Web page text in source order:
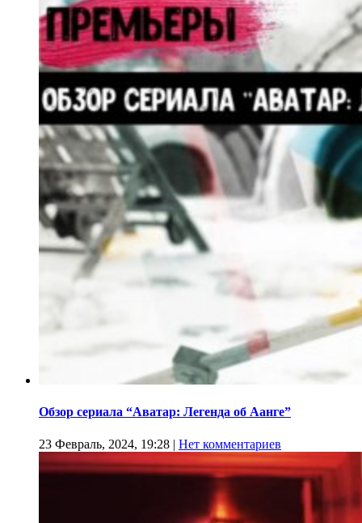
Обзор сериала “Аватар: Легенда об Аанге”
23 Февраль, 2024, 19:28 | Нет комментариев